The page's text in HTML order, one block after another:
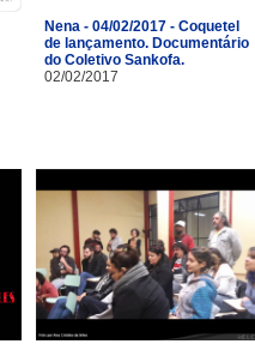
Nena - 04/02/2017 - Coquetel
de lançamento. Documentário
do Coletivo Sankofa.
02/02/2017